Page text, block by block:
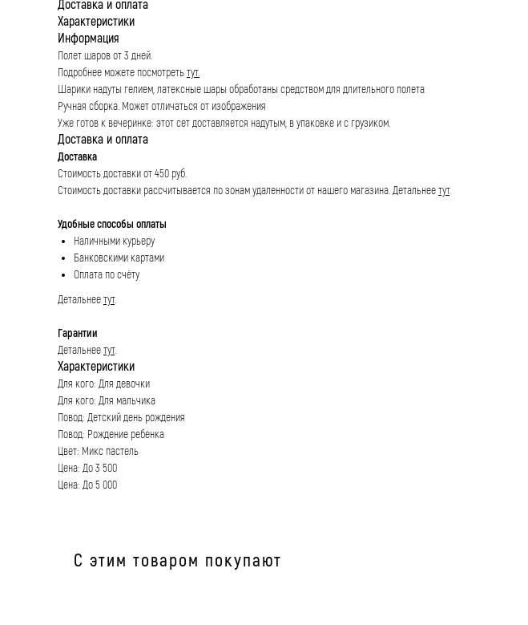
Доставка и оплата
Характеристики
Информация
Полет шаров от 3 дней.
Подробнее можете посмотретьтут.
Шарики надуты гелием, латексные шары обработаны средством для длительного полета
Ручная сборка. Может отличаться от изображения
Уже готов к вечеринке: этот сет доставляется надутым, в упаковке и с грузиком.
Доставка и оплата
Доставка
Стоимость доставки от 450 руб.
Стоимость доставки рассчитывается по зонам удаленности от нашего магазина.Детальнеетут.
Удобные способы оплаты
Наличными курьеру
Банковскими картами
Оплата по счёту
Детальнеетут.
Гарантии
Детальнеетут.
Характеристики
Для кого: Для девочки
Для кого: Для мальчика
Повод: Детский день рождения
Повод: Рождение ребенка
Цвет: Микс пастель
Цена: До 3 500
Цена: До 5 000
С этим товаром покупают